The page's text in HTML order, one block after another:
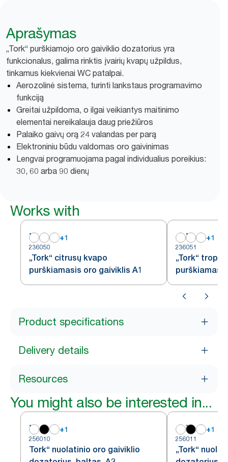
Aprašymas
„Tork“ purškiamojo oro gaiviklio dozatorius yra
funkcionalus, galima rinktis įvairių kvapų užpildus,
tinkamus kiekvienai WC patalpai.
Aerozolinė sistema, turinti lankstaus programavimo
funkciją
Greitai užpildoma, o ilgai veikiantys maitinimo
elementai nereikalauja daug priežiūros
Palaiko gaivų orą 24 valandas per parą
Elektroniniu būdu valdomas oro gaivinimas
Lengvai programuojama pagal individualius poreikius:
30, 60 arba 90 dienų
Works with
+1
236050
„Tork“ citrusų kvapo
purškiamasis oro gaiviklis A1
+1
236051
„Tork“
Product specifications
Delivery details
Resources
You might also be interested in...
+1
256010
Tork“ nuolatinio oro gaiviklio
+1
256011
„Tork“